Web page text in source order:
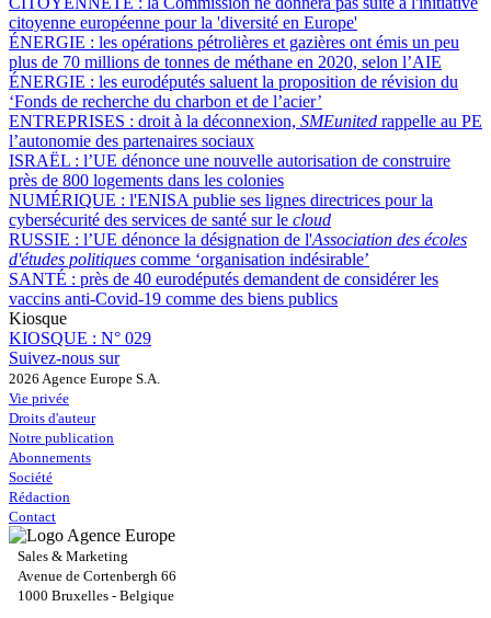
citoyenne européenne pour la 'diversité en Europe'
ÉNERGIE : les opérations pétrolières et gazières ont émis un peu
plus de 70 millions de tonnes de méthane en 2020, selon l’AIE
ÉNERGIE : les eurodéputés saluent la proposition de révision du
‘Fonds de recherche du charbon et de l’acier’
ENTREPRISES : droit à la déconnexion, SMEunited rappelle au PE
l’autonomie des partenaires sociaux
ISRAËL : l’UE dénonce une nouvelle autorisation de construire
près de 800 logements dans les colonies
NUMÉRIQUE : l'ENISA publie ses lignes directrices pour la
cybersécurité des services de santé sur le cloud
RUSSIE : l’UE dénonce la désignation de l'Association des écoles
d'études politiques comme ‘organisation indésirable’
SANTÉ : près de 40 eurodéputés demandent de considérer les
vaccins anti-Covid-19 comme des biens publics
Kiosque
KIOSQUE : N° 029
Suivez-nous sur
2026 Agence Europe S.A.
Vie privée
Droits d'auteur
Notre publication
Abonnements
Société
Rédaction
Contact
Sales & Marketing
Avenue de Cortenbergh 66
1000 Bruxelles - Belgique